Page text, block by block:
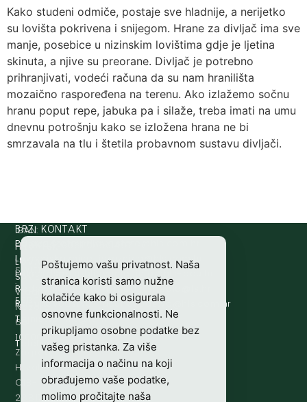
Kako studeni odmiče, postaje sve hladnije, a nerijetko
su lovišta pokrivena i snijegom. Hrane za divljač ima sve
manje, posebice u nizinskim lovištima gdje je ljetina
skinuta, a njive su preorane. Divljač je potrebno
prihranjivati, vodeći računa da su nam hranilišta
mozaično raspoređena na terenu. Ako izlažemo sočnu
hranu poput repe, jabuka pa i silaže, treba imati na umu
dnevnu potrošnju kako se izložena hrana ne bi
smrzavala na tlu i štetila probavnom sustavu divljači.
HRVATSKI
LOVAČKI
SAVEZ
Vladimira
Nazora
63
10000
Zagreb,
Hrvatska
OIB-
28817560444
IBAN:
HR8124020061100501497
SWIFT/BIC
:
ESBCHR22
BRZI KONTAKT
Prijava štete:
Lovne iskaznice:
rh.moc.slh
@acinzaksi
Lovno osposobljavanje:
rh.ude-slh
@ofni
Redakcija/ digitalni mediji:@aidem
Računovodstvo:
rh.moc.slh
@ovtsdovonucar
Tajništvo:
rh.sl
@slh
Telefon: +385 (0)1 48 34 560
Poštujemo vašu privatnost. Naša
stranica koristi samo nužne
kolačiće kako bi osigurala
osnovne funkcionalnosti. Ne
prikupljamo osobne podatke bez
vašeg pristanka. Za više
informacija o načinu na koji
obrađujemo vaše podatke,
molimo pročitajte naša